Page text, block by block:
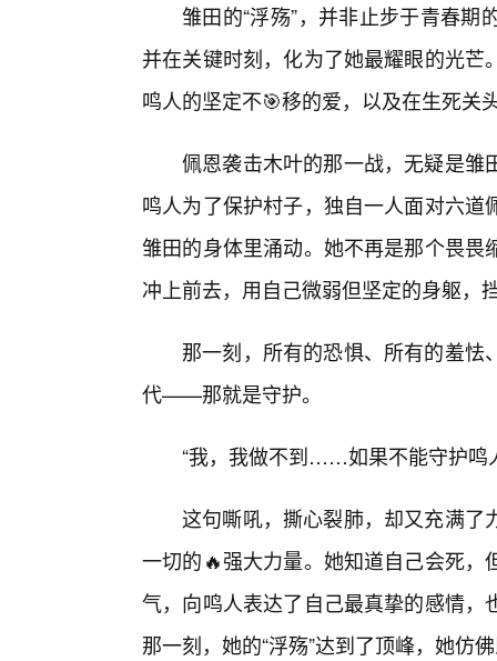
雏田的“浮殇”，并非止步于青春
并在关键时刻，化为了她最耀眼的光
鸣人的坚定不🎯移的爱，以及在生死关
佩恩袭击木叶的那一战，无疑是雏
鸣人为了保护村子，独自一人面对六
雏田的身体里涌动。她不再是那个畏
冲上前去，用自己微弱但坚定的身躯，
那一刻，所有的恐惧、所有的羞
代——那就是守护。
“我，我做不到……如果不能守护
这句嘶吼，撕心裂肺，却又充满了
一切的🔥强大力量。她知道自己会死
气，向鸣人表达了自己最真挚的感情
那一刻，她的“浮殇”达到了顶峰，她仿